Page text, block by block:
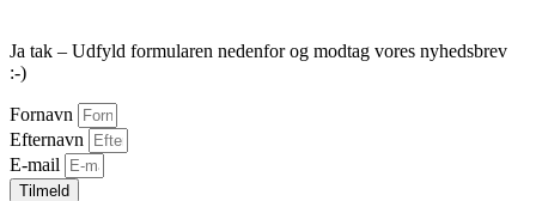
Ja tak – Udfyld formularen nedenfor og modtag vores nyhedsbrev
:-)
Fornavn
Efternavn
E-mail
Tilmeld